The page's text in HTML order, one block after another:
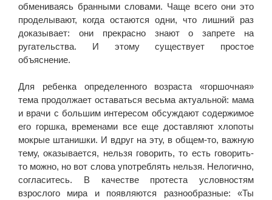
обмениваясь бранными словами. Чаще всего они это
проделывают, когда остаются одни, что лишний раз
доказывает: они прекрасно знают о запрете на
ругательства. И этому существует простое
объяснение.
Для ребенка определенного возраста «горшочная»
тема продолжает оставаться весьма актуальной: мама
и врачи с большим интересом обсуждают содержимое
его горшка, временами все еще доставляют хлопоты
мокрые штанишки. И вдруг на эту, в общем-то, важную
тему, оказывается, нельзя говорить, то есть говорить-
то можно, но вот слова употреблять нельзя. Нелогично,
согласитесь. В качестве протеста условностям
взрослого мира и появляются разнообразные: «Ты